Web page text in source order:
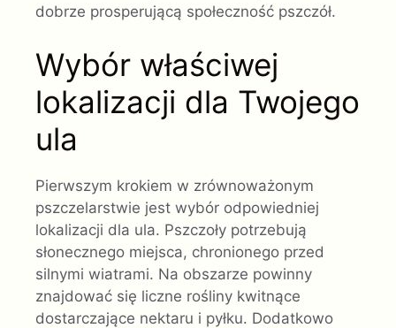
dobrze prosperującą społeczność pszczół.
Wybór właściwej
lokalizacji dla Twojego
ula
Pierwszym krokiem w zrównoważonym
pszczelarstwie jest wybór odpowiedniej
lokalizacji dla ula. Pszczoły potrzebują
słonecznego miejsca, chronionego przed
silnymi wiatrami. Na obszarze powinny
znajdować się liczne rośliny kwitnące
dostarczające nektaru i pyłku. Dodatkowo